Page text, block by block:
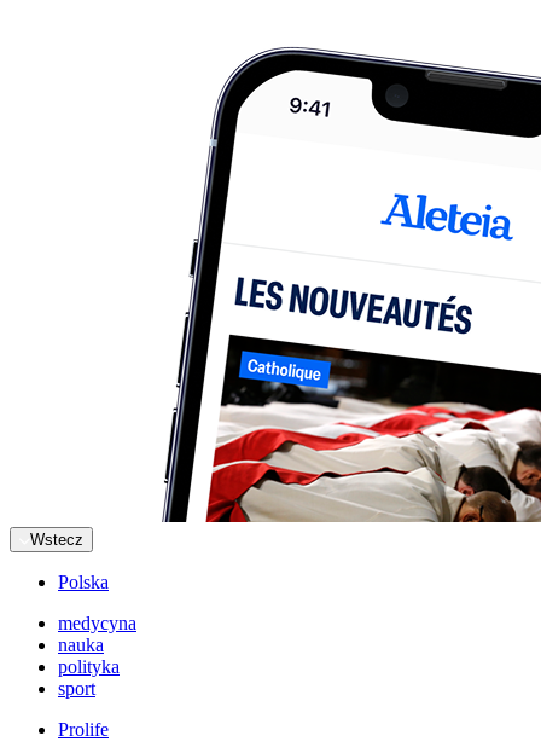
Wstecz
Polska
medycyna
nauka
polityka
sport
Prolife